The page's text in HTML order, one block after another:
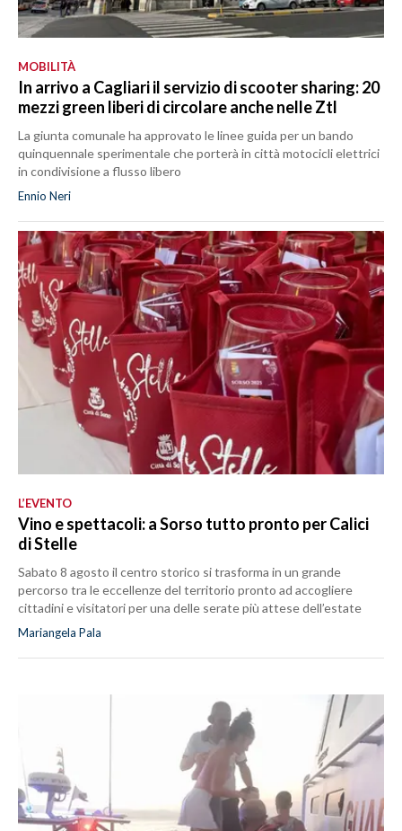
MOBILITÀ
In arrivo a Cagliari il servizio di scooter sharing: 20
mezzi green liberi di circolare anche nelle Ztl
La giunta comunale ha approvato le linee guida per un bando
quinquennale sperimentale che porterà in città motocicli elettrici
in condivisione a flusso libero
Ennio Neri
L’EVENTO
Vino e spettacoli: a Sorso tutto pronto per Calici
di Stelle
Sabato 8 agosto il centro storico si trasforma in un grande
percorso tra le eccellenze del territorio pronto ad accogliere
cittadini e visitatori per una delle serate più attese dell’estate
Mariangela Pala